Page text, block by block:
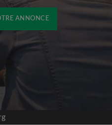
ANNONCE